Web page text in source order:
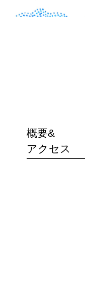
SKIP
TO
CONTENT
概要&
アクセス